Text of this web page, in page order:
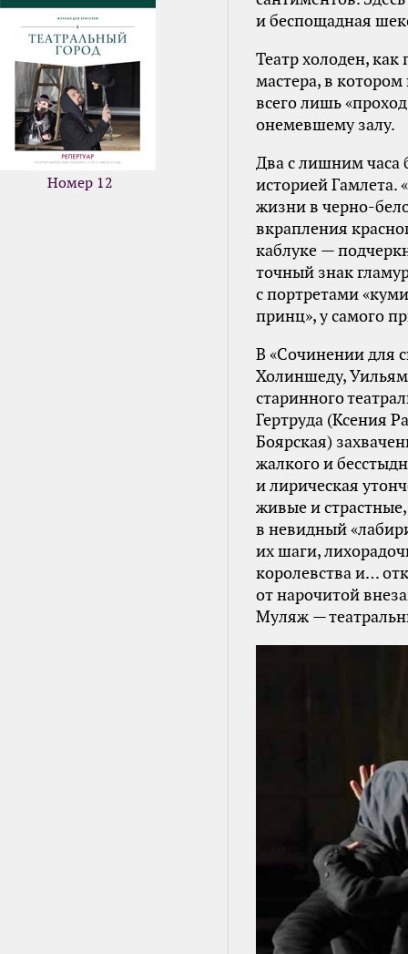
Номер 12
и беспощадная
Театр холоден,
мастера, в котором
всего лишь
онемевшему залу.
Два с лишним часа
историей Гамлета.
жизни в черно-
вкрапления
каблуке —
точный знак
с портретами
принц», у самого
В «Сочинении для
Холиншеду,
старинного
Гертруда (Ксения
Боярская)
жалкого и
и лирическая
живые и
в невидный
их шаги,
королевства и…
от нарочитой
Муляж —